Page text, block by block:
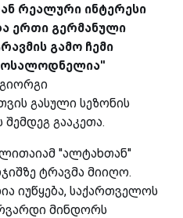
რეალური ინტერესი
ერთი გერმანული
გამო ჩემი
გასული სეზონის
გააკეთა.
''ალტახთან''
ტრავმა მიიღო.
იუწყება, საქართველოს
მინდორს